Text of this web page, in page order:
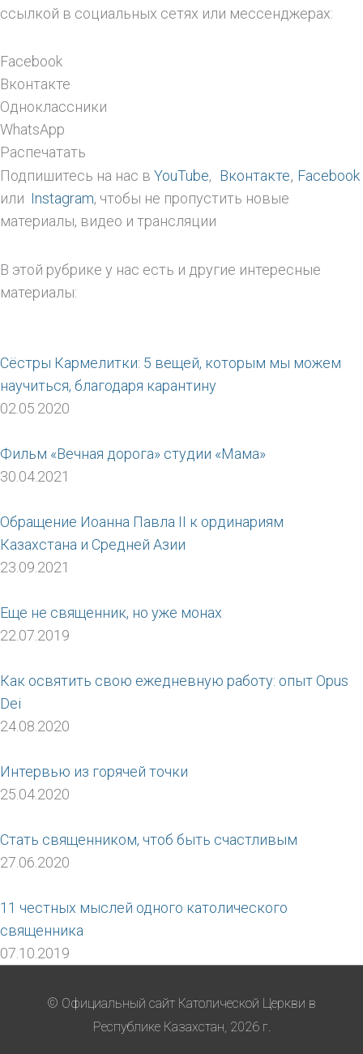
ссылкой в социальных сетях или мессенджерах:
Facebook
Вконтакте
Одноклассники
WhatsApp
Распечатать
Подпишитесь на нас в YouTube, Вконтакте, Facebook
или Instagram, чтобы не пропустить новые
материалы, видео и трансляции
В этой рубрике у нас есть и другие интересные
материалы:
Сёстры Кармелитки: 5 вещей, которым мы можем
научиться, благодаря карантину
02.05.2020
Фильм «Вечная дорога» студии «Мама»
30.04.2021
Обращение Иоанна Павла II к ординариям
Казахстана и Средней Азии
23.09.2021
Еще не священник, но уже монах
22.07.2019
Как освятить свою ежедневную работу: опыт Opus
Dei
24.08.2020
Интервью из горячей точки
25.04.2020
Стать священником, чтоб быть счастливым
27.06.2020
11 честных мыслей одного католического
священника
07.10.2019
© Официальный сайт Католической Церкви в
Республике Казахстан, 2026 г.